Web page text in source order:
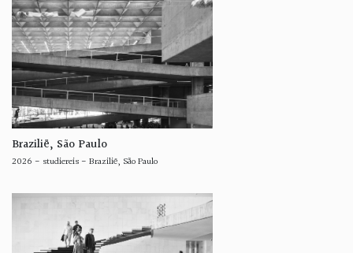
Brazilië, São Paulo
2026 - studiereis - Brazilië, São Paulo